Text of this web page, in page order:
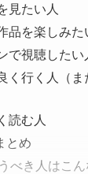
見たい人
品を楽しみた
で視聴したい
く行く人（ま
読む人
とめ
べき人はこん